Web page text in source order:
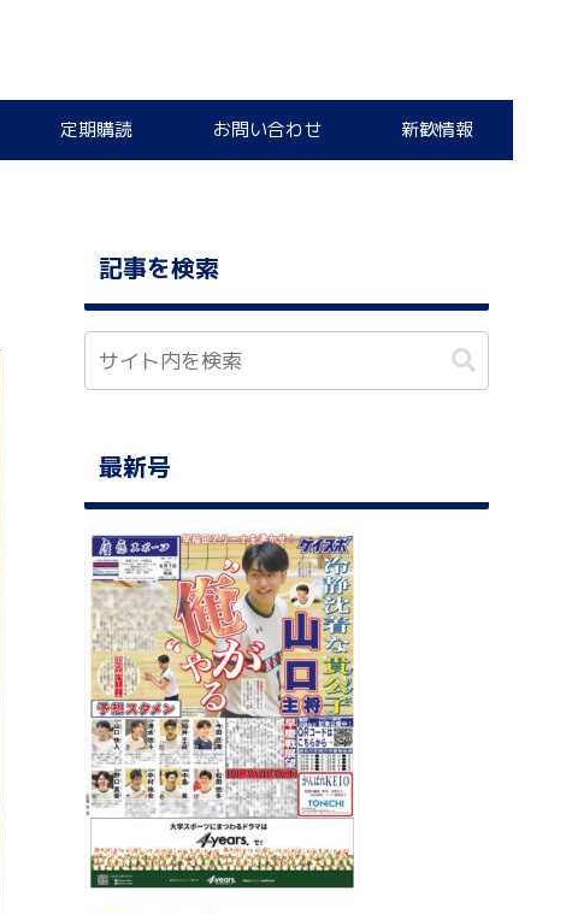
定期購読 お問い合わせ 新歓情報
記事を検索
最新号